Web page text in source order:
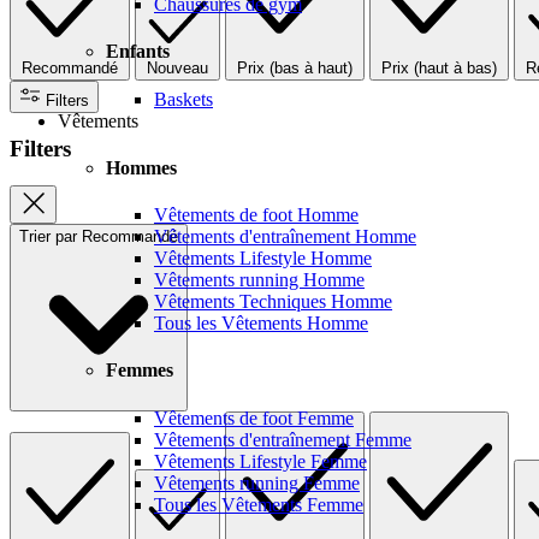
Chaussures de gym
Enfants
Baskets
Vêtements
Hommes
Vêtements de foot Homme
Vêtements d'entraînement Homme
Vêtements Lifestyle Homme
Vêtements running Homme
Vêtements Techniques Homme
Tous les Vêtements Homme
Femmes
Vêtements de foot Femme
Vêtements d'entraînement Femme
Vêtements Lifestyle Femme
Vêtements running Femme
Tous les Vêtements Femme
Recommandé Nouveau Prix (bas à haut) Prix (haut à bas)
Filters
Filters
Trier par Recommandé